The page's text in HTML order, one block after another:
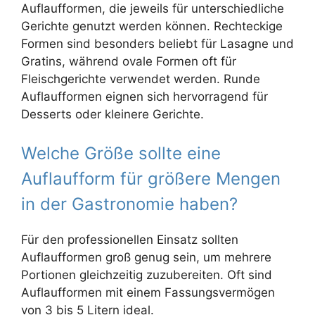
Auflaufformen, die jeweils für unterschiedliche
Gerichte genutzt werden können. Rechteckige
Formen sind besonders beliebt für Lasagne und
Gratins, während ovale Formen oft für
Fleischgerichte verwendet werden. Runde
Auflaufformen eignen sich hervorragend für
Desserts oder kleinere Gerichte.
Welche Größe sollte eine
Auflaufform für größere Mengen
in der Gastronomie haben?
Für den professionellen Einsatz sollten
Auflaufformen groß genug sein, um mehrere
Portionen gleichzeitig zuzubereiten. Oft sind
Auflaufformen mit einem Fassungsvermögen
von 3 bis 5 Litern ideal.